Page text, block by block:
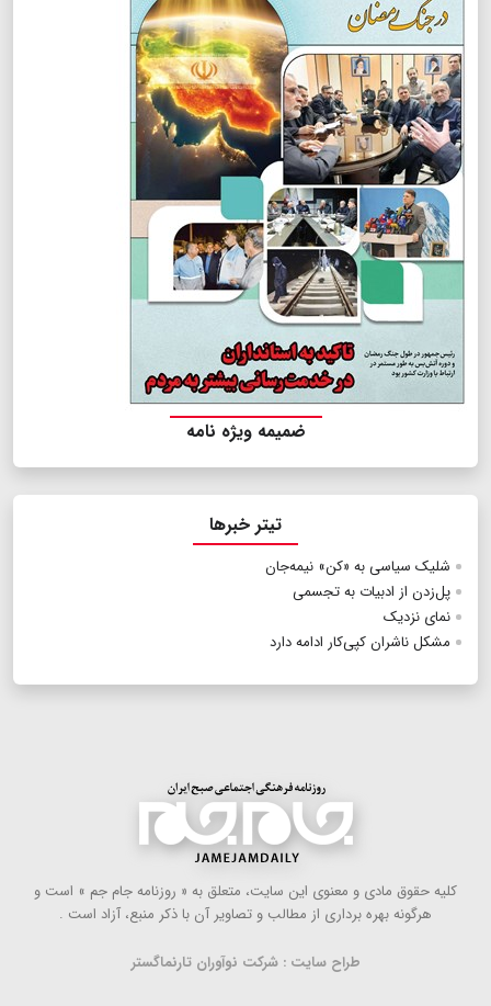
ضمیمه ویژه نامه
تیتر خبرها
شلیک سیاسی به «کن» نیمه‌جان
پل‌زدن از ادبیات به تجسمی
نمای نزدیک
مشکل ناشران کپی‌کار ادامه دارد
كلیه حقوق مادی و معنوی این سایت، متعلق به « روزنامه جام جم » است و
هرگونه بهره ‌برداری از مطالب و تصاویر آن با ذكر منبع، آزاد است .
طراح سایت : شرکت نوآوران تارنماگستر